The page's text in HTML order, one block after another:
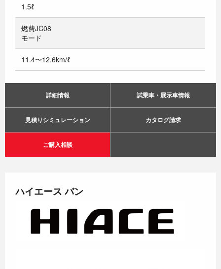
1.5ℓ
燃費JC08
モード
11.4〜12.6km/ℓ
詳細情報 試乗車・展示車情報
見積りシミュレーション カタログ請求
ご購入相談
ハイエース バン